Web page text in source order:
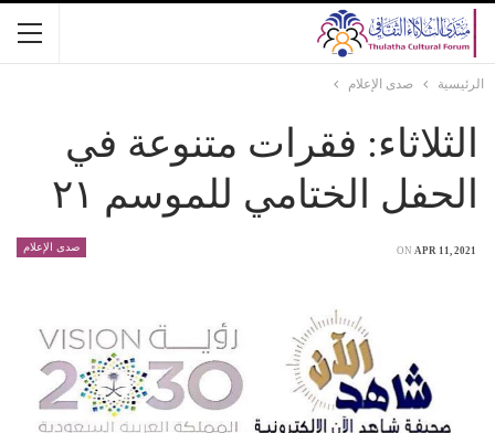
الرئيسية صدى الإعلام
الثلاثاء: فقرات متنوعة في
الحفل الختامي للموسم ٢١
صدى الإعلام ON APR 11, 2021